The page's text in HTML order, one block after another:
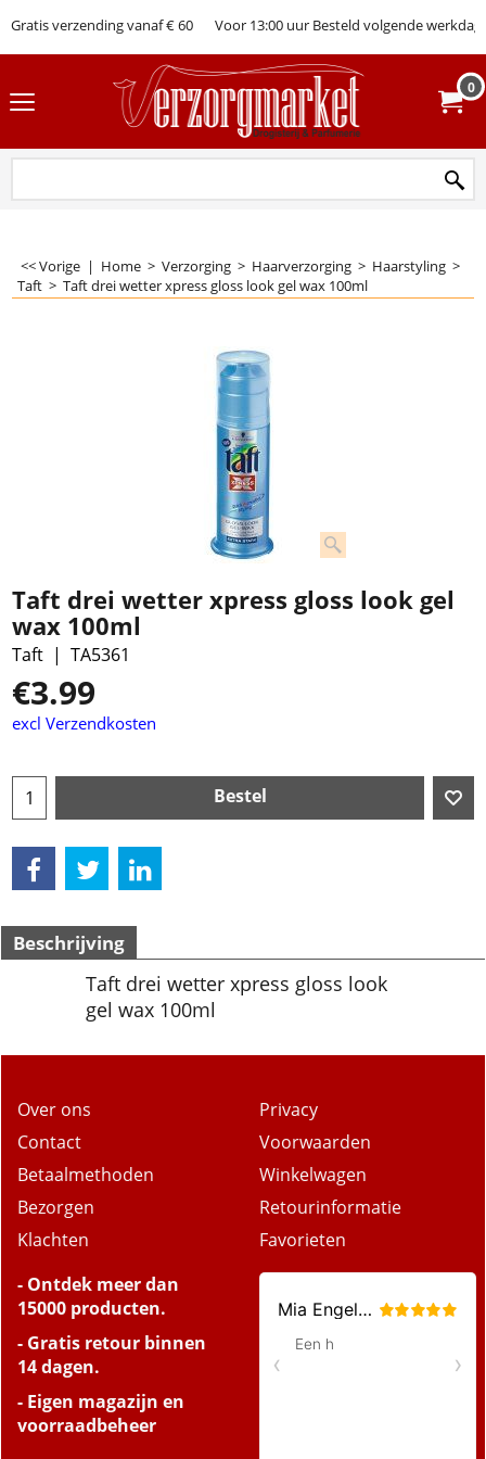
Gratis verzending vanaf € 60 Voor 13:00 uur Besteld volgende werkdag
0
<< Vorige | Home > Verzorging > Haarverzorging > Haarstyling >
Taft > Taft drei wetter xpress gloss look gel wax 100ml
Taft drei wetter xpress gloss look gel
wax 100ml
Taft TA5361
€3.99
excl Verzendkosten
Bestel
Beschrijving
Taft drei wetter xpress gloss look
gel wax 100ml
Over ons
Contact
Betaalmethoden
Bezorgen
Klachten
Privacy
Voorwaarden
Winkelwagen
Retourinformatie
Favorieten
- Ontdek meer dan
15000 producten.
- Gratis retour binnen
14 dagen.
- Eigen magazijn en
voorraadbeheer